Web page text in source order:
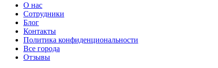
О нас
Сотрудники
Блог
Контакты
Политика конфиденциональности
Все города
Отзывы